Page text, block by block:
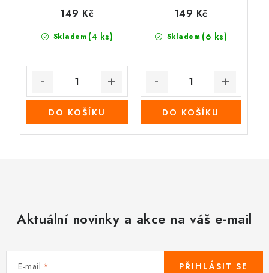
Skladem (4 ks)
149 Kč
DO KOŠÍKU
Skladem (6 ks)
149 Kč
DO KOŠÍKU
Aktuální novinky a akce na váš e-mail
E-mail PŘIHLÁSIT SE